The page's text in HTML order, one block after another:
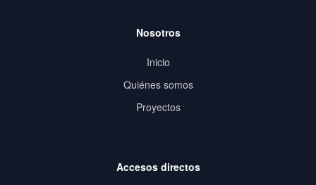
Nosotros
Inicio
Quiénes somos
Proyectos
Accesos directos